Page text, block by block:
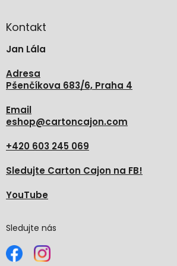
aKontakt
Jan Lála
Adresa
Pšenčíkova 683/6, Praha 4
Email
eshop@cartoncajon.com
+420 603 245 069
Sledujte Carton Cajon na FB!
YouTube
Sledujte nás